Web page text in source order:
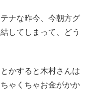
ナな昨今、今朝方グ
してしまって、どう
かすると木村さんは
ゃくちゃお金がかか